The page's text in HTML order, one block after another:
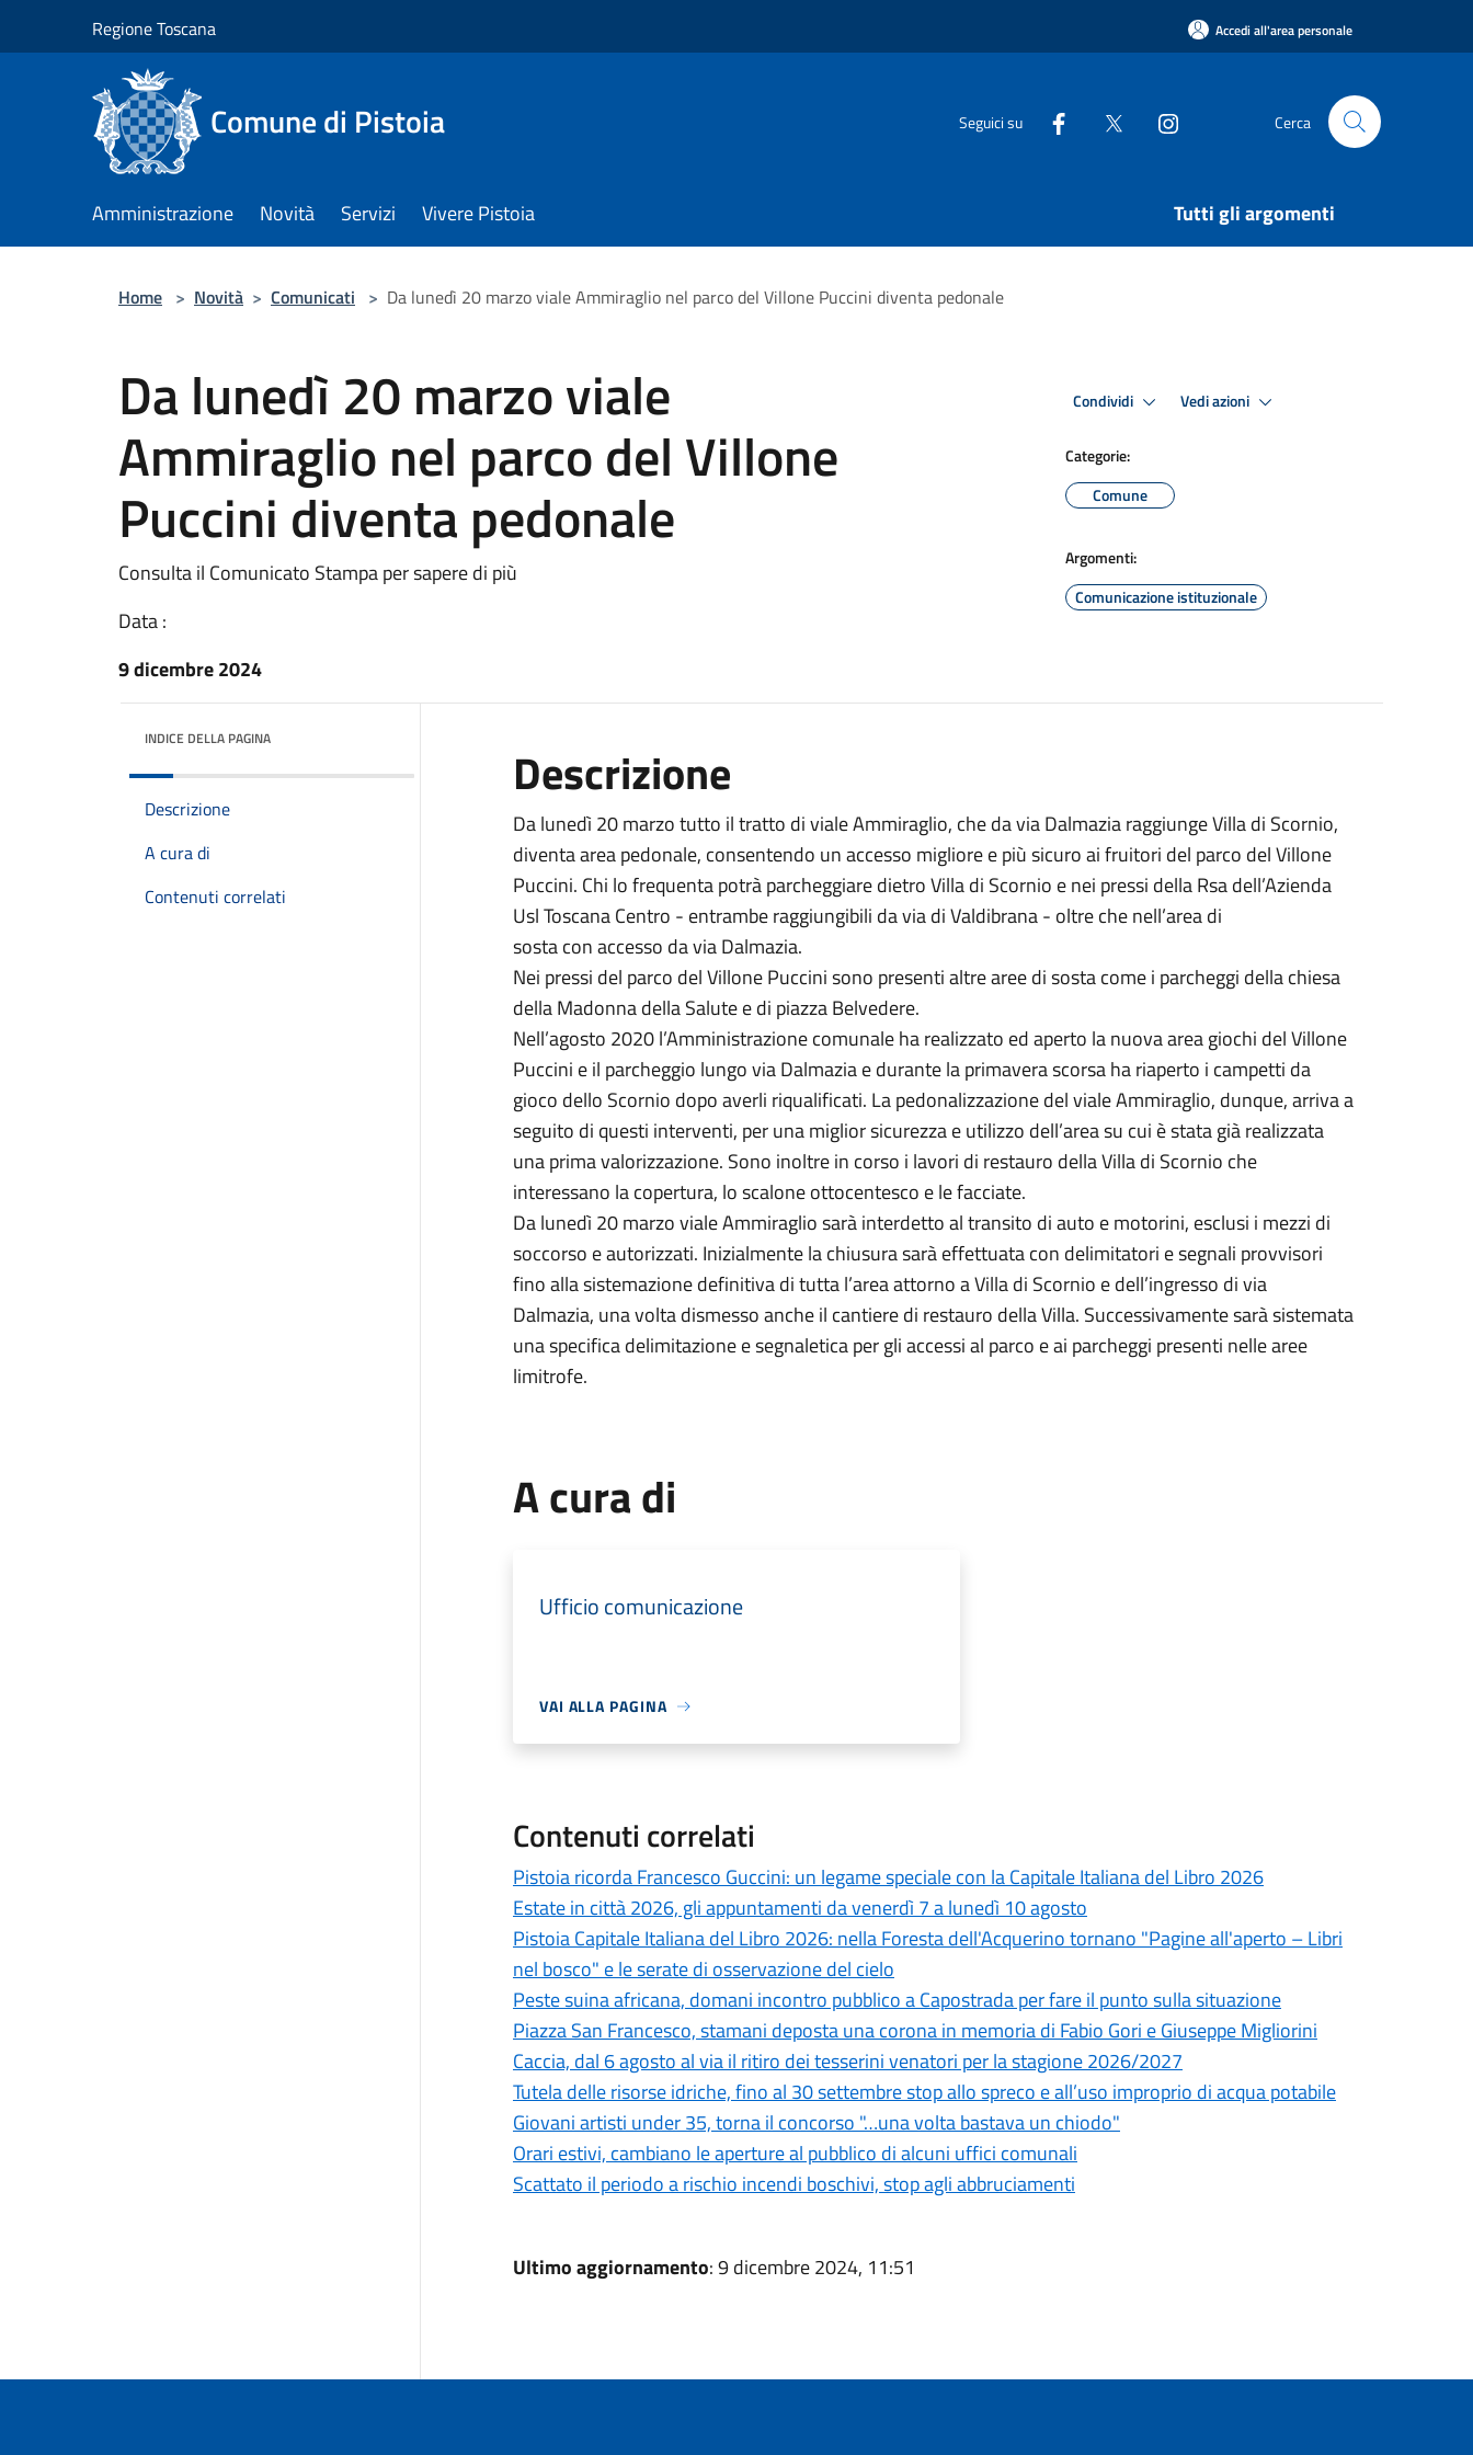
Regione Toscana Accedi all'area personale
Comune di Pistoia Seguici su Cerca
Amministrazione Novità Servizi Vivere Pistoia Tutti gli argomenti
Home > Novità > Comunicati > Da lunedì 20 marzo viale Ammiraglio nel parco del Villone Puccini diventa pedonale
Da lunedì 20 marzo viale
Ammiraglio nel parco del Villone
Puccini diventa pedonale
Consulta il Comunicato Stampa per sapere di più
Data :
9 dicembre 2024
Condividi Vedi azioni
Categorie:
Comune
Argomenti:
Comunicazione istituzionale
INDICE DELLA PAGINA
Descrizione
A cura di
Contenuti correlati
Descrizione
Da lunedì 20 marzo tutto il tratto di viale Ammiraglio, che da via Dalmazia raggiunge Villa di Scornio,
diventa area pedonale, consentendo un accesso migliore e più sicuro ai fruitori del parco del Villone
Puccini. Chi lo frequenta potrà parcheggiare dietro Villa di Scornio e nei pressi della Rsa dell’Azienda
Usl Toscana Centro - entrambe raggiungibili da via di Valdibrana - oltre che nell’area di
sosta con accesso da via Dalmazia.
Nei pressi del parco del Villone Puccini sono presenti altre aree di sosta come i parcheggi della chiesa
della Madonna della Salute e di piazza Belvedere.
Nell’agosto 2020 l’Amministrazione comunale ha realizzato ed aperto la nuova area giochi del Villone
Puccini e il parcheggio lungo via Dalmazia e durante la primavera scorsa ha riaperto i campetti da
gioco dello Scornio dopo averli riqualificati. La pedonalizzazione del viale Ammiraglio, dunque, arriva a
seguito di questi interventi, per una miglior sicurezza e utilizzo dell’area su cui è stata già realizzata
una prima valorizzazione. Sono inoltre in corso i lavori di restauro della Villa di Scornio che
interessano la copertura, lo scalone ottocentesco e le facciate.
Da lunedì 20 marzo viale Ammiraglio sarà interdetto al transito di auto e motorini, esclusi i mezzi di
soccorso e autorizzati. Inizialmente la chiusura sarà effettuata con delimitatori e segnali provvisori
fino alla sistemazione definitiva di tutta l’area attorno a Villa di Scornio e dell’ingresso di via
Dalmazia, una volta dismesso anche il cantiere di restauro della Villa. Successivamente sarà sistemata
una specifica delimitazione e segnaletica per gli accessi al parco e ai parcheggi presenti nelle aree
limitrofe.
A cura di
Ufficio comunicazione
VAI ALLA PAGINA
Contenuti correlati
Pistoia ricorda Francesco Guccini: un legame speciale con la Capitale Italiana del Libro 2026
Estate in città 2026, gli appuntamenti da venerdì 7 a lunedì 10 agosto
Pistoia Capitale Italiana del Libro 2026: nella Foresta dell'Acquerino tornano "Pagine all'aperto – Libri
nel bosco" e le serate di osservazione del cielo
Peste suina africana, domani incontro pubblico a Capostrada per fare il punto sulla situazione
Piazza San Francesco, stamani deposta una corona in memoria di Fabio Gori e Giuseppe Migliorini
Caccia, dal 6 agosto al via il ritiro dei tesserini venatori per la stagione 2026/2027
Tutela delle risorse idriche, fino al 30 settembre stop allo spreco e all’uso improprio di acqua potabile
Giovani artisti under 35, torna il concorso "…una volta bastava un chiodo"
Orari estivi, cambiano le aperture al pubblico di alcuni uffici comunali
Scattato il periodo a rischio incendi boschivi, stop agli abbruciamenti
Ultimo aggiornamento: 9 dicembre 2024, 11:51